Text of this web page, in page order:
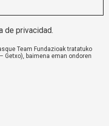
de privacidad.
Team Fundazioak tratatuko
Getxo), baimena eman ondoren